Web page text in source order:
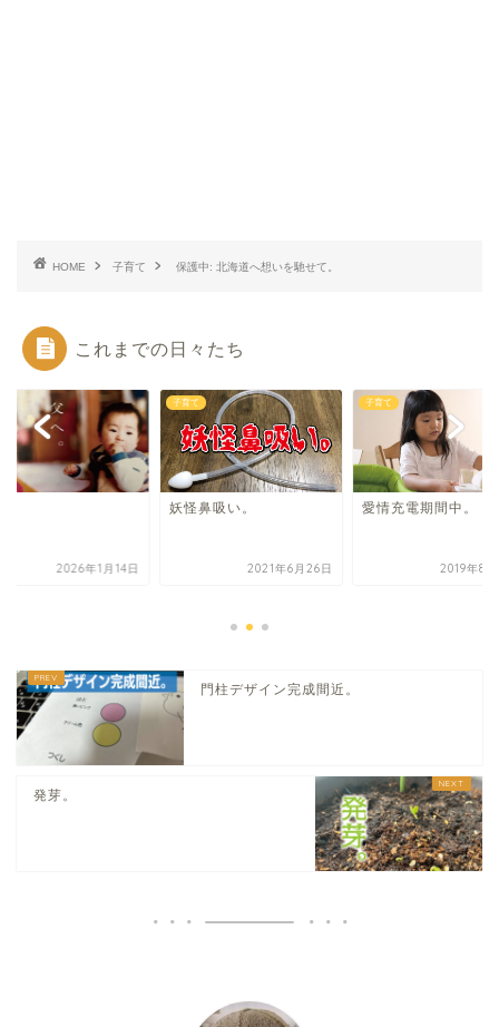
HOME 子育て 保護中: 北海道へ想いを馳せて。
これまでの日々たち
2026年1月14日
子育て
妖怪鼻吸い。
2021年6月26日
子育て
愛情充電期間中。
2019年8
門柱デザイン完成間近。
発芽。